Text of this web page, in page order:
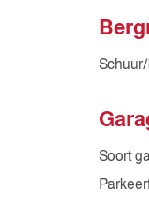
Soort